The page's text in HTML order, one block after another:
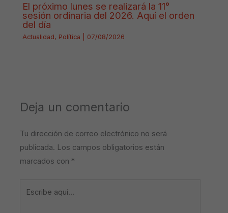
El próximo lunes se realizará la 11°
sesión ordinaria del 2026. Aquí el orden
del día
Actualidad, Política 07/08/2026
Deja un comentario
Tu dirección de correo electrónico no será
publicada. Los campos obligatorios están
marcados con *